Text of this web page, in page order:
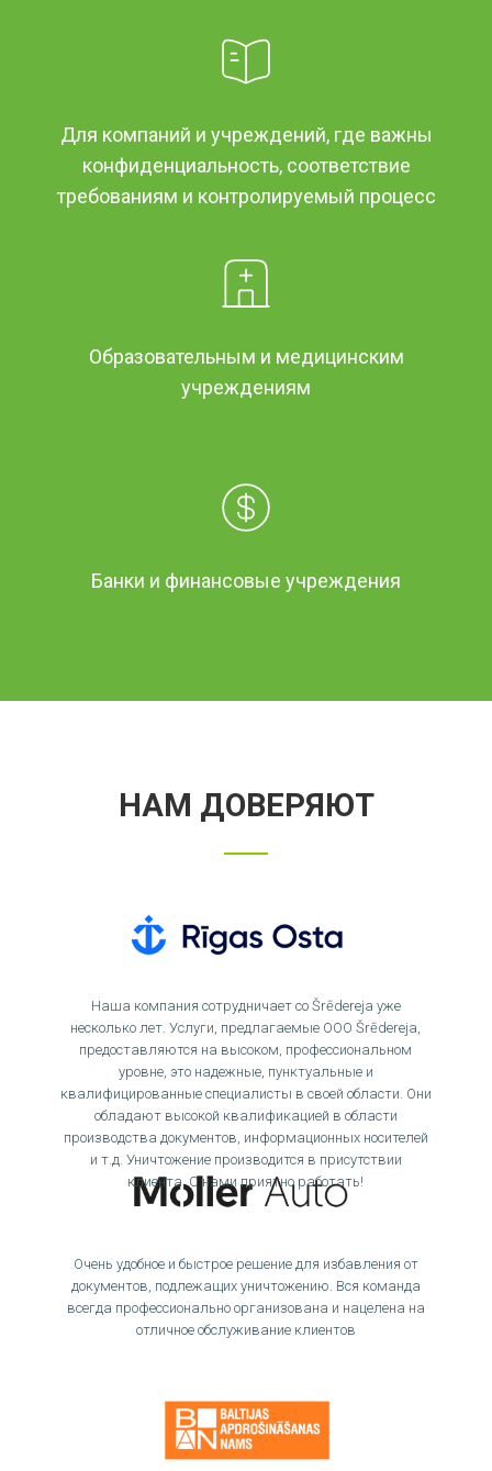
Для компаний и учреждений, где важны
конфиденциальность, соответствие
требованиям и контролируемый процесс
Образовательным и медицинским
учреждениям
Банки и финансовые учреждения
НАМ ДОВЕРЯЮТ
Наша компания сотрудничает со Šrēdereja уже
несколько лет. Услуги, предлагаемые ООО Šrēdereja,
предоставляются на высоком, профессиональном
уровне, это надежные, пунктуальные и
квалифицированные специалисты в своей области. Они
обладают высокой квалификацией в области
производства документов, информационных носителей
и т.д. Уничтожение производится в присутствии
клиента. С нами приятно работать!
Очень удобное и быстрое решение для избавления от
документов, подлежащих уничтожению. Вся команда
всегда профессионально организована и нацелена на
отличное обслуживание клиентов